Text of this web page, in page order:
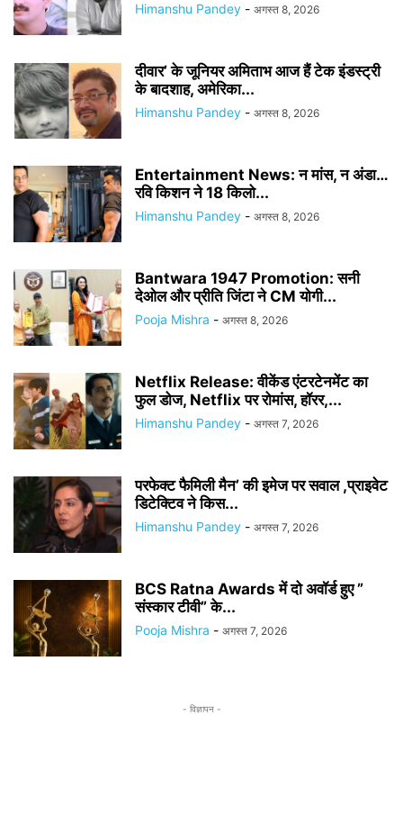
Himanshu Pandey - अगस्त 8, 2026
दीवार’ के जूनियर अमिताभ आज हैं टेक इंडस्ट्री
के बादशाह, अमेरिका...
Himanshu Pandey - अगस्त 8, 2026
Entertainment News: न मांस, न अंडा…
रवि किशन ने 18 किलो...
Himanshu Pandey - अगस्त 8, 2026
Bantwara 1947 Promotion: सनी
देओल और प्रीति जिंटा ने CM योगी...
Pooja Mishra - अगस्त 8, 2026
Netflix Release: वीकेंड एंटरटेनमेंट का
फुल डोज, Netflix पर रोमांस, हॉरर,...
Himanshu Pandey - अगस्त 7, 2026
परफेक्ट फैमिली मैन’ की इमेज पर सवाल ,प्राइवेट
डिटेक्टिव ने किस...
Himanshu Pandey - अगस्त 7, 2026
BCS Ratna Awards में दो अवॉर्ड हुए ”
संस्कार टीवी” के...
Pooja Mishra - अगस्त 7, 2026
- विज्ञापन -